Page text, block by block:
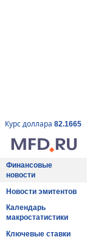
Курс доллара 82.1665
Финансовые
новости
Новости эмитентов
Календарь
макростатистики
Ключевые ставки